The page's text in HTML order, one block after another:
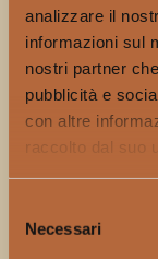
analizzare il
informazioni sul
nostri partner
pubblicità e
con altre
raccolto dal suo
delNecessari
prefetture con
danno vita a
esempio ci
campagna
centro della
ci sono le
complesso